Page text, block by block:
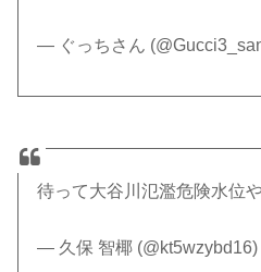
— ぐっちさん
待って大谷川氾濫危険水位
— 久保 智椰